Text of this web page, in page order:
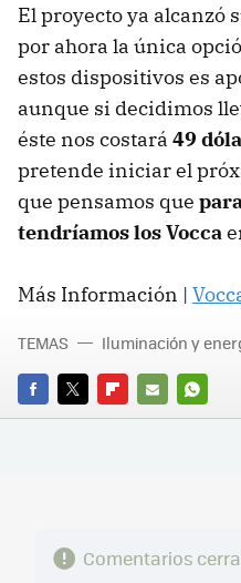
El proyecto ya alcanzó
por ahora la única
estos dispositivos es
aunque si decidimos
éste nos costará 49
pretende iniciar el
que pensamos que
tendríamos los Vocca
Más Información |
FACEBOOK
TWITTERFLIPBOARD
E-
TEMAS Iluminación y
Comentarios